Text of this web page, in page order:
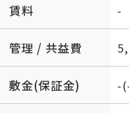
賃料 -
管理 / 共益費
敷金(保証金) -